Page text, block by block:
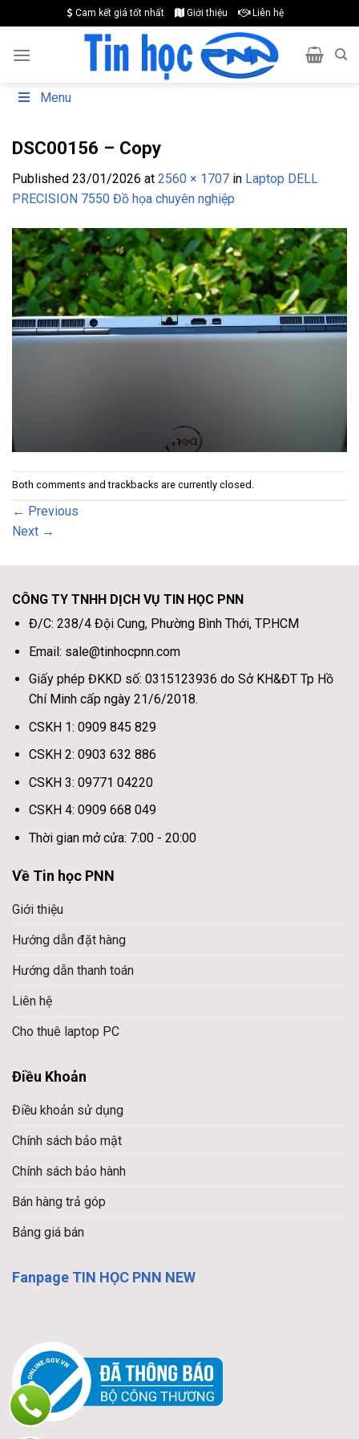
to
content
Cam kết giá tốt nhất Giới thiệu Liên hệ
Menu
DSC00156 – Copy
Published 23/01/2026 at 2560 × 1707 in Laptop DELL
PRECISION 7550 Đồ họa chuyên nghiệp
Both comments and trackbacks are currently closed.
← Previous
Next →
CÔNG TY TNHH DỊCH VỤ TIN HỌC PNN
Đ/C: 238/4 Đội Cung, Phường Bình Thới, TP.HCM
Email: sale@tinhocpnn.com
Giấy phép ĐKKD số: 0315123936 do Sở KH&ĐT Tp Hồ
Chí Minh cấp ngày 21/6/2018.
CSKH 1: 0909 845 829
CSKH 2: 0903 632 886
CSKH 3: 09771 04220
CSKH 4: 0909 668 049
Thời gian mở cửa: 7:00 - 20:00
Về Tin học PNN
Giới thiệu
Hướng dẫn đặt hàng
Hướng dẫn thanh toán
Liên hệ
Cho thuê laptop PC
Điều Khoản
Điều khoản sử dụng
Chính sách bảo mật
Chính sách bảo hành
Bán hàng trả góp
Bảng giá bán
Fanpage TIN HỌC PNN NEW